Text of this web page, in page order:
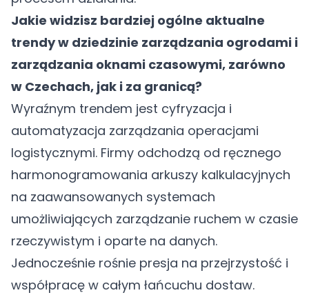
Jakie widzisz bardziej ogólne aktualne
trendy w dziedzinie zarządzania ogrodami i
zarządzania oknami czasowymi, zarówno
w Czechach, jak i za granicą?
Wyraźnym trendem jest cyfryzacja i
automatyzacja zarządzania operacjami
logistycznymi. Firmy odchodzą od ręcznego
harmonogramowania arkuszy kalkulacyjnych
na zaawansowanych systemach
umożliwiających zarządzanie ruchem w czasie
rzeczywistym i oparte na danych.
Jednocześnie rośnie presja na przejrzystość i
współpracę w całym łańcuchu dostaw.